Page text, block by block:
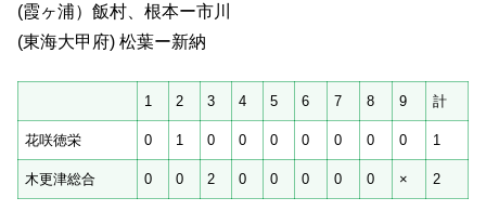
(霞ヶ浦）飯村、根本ー市川
(東海大甲府) 松葉ー新納
1 2 3 4 5 6 7 8 9 計
花咲徳栄 0 1 0 0 0 0 0 0 0 1
木更津総合 0 0 2 0 0 0 0 0 × 2